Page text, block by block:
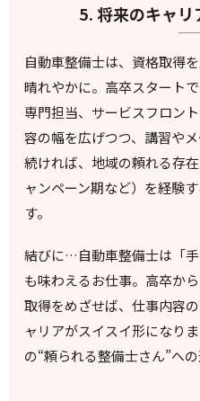
5. 将来のキャ
自動車整備士は、資格取得
晴れやかに。高卒スタート
専門担当、サービスフロン
容の幅を広げつつ、講習や
続ければ、地域の頼れる存
ャンペーン期など）を経験
す。
結びに…自動車整備士は「
も味わえるお仕事。高卒か
取得をめざせば、仕事内容
ャリアがスイスイ形になり
の“頼られる整備士さん”へ